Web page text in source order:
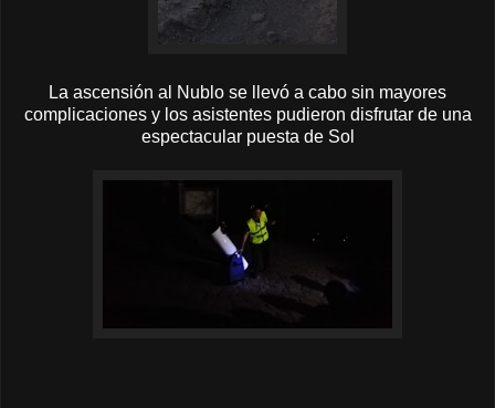
La ascensión al Nublo se llevó a cabo sin mayores
complicaciones y los asistentes pudieron disfrutar de una
espectacular puesta de Sol